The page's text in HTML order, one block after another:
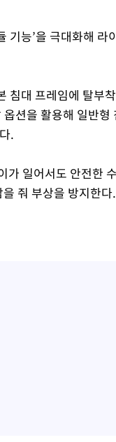
기능’을 극대화해
침대 프레임에 탈부
션을 활용해 일반
.
가 일어서도 안전한
줘 부상을 방지한